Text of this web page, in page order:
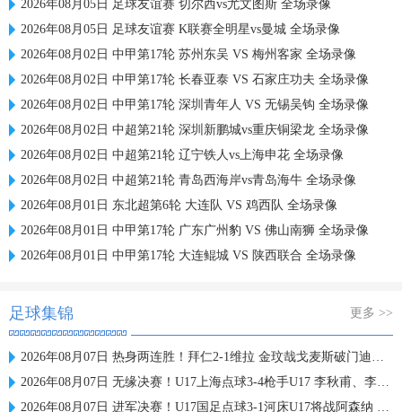
2026年08月05日 足球友谊赛 切尔西vs尤文图斯 全场录像
2026年08月05日 足球友谊赛 K联赛全明星vs曼城 全场录像
2026年08月02日 中甲第17轮 苏州东吴 VS 梅州客家 全场录像
2026年08月02日 中甲第17轮 长春亚泰 VS 石家庄功夫 全场录像
2026年08月02日 中甲第17轮 深圳青年人 VS 无锡吴钩 全场录像
2026年08月02日 中超第21轮 深圳新鹏城vs重庆铜梁龙 全场录像
2026年08月02日 中超第21轮 辽宁铁人vs上海申花 全场录像
2026年08月02日 中超第21轮 青岛西海岸vs青岛海牛 全场录像
2026年08月01日 东北超第6轮 大连队 VS 鸡西队 全场录像
2026年08月01日 中甲第17轮 广东广州豹 VS 佛山南狮 全场录像
2026年08月01日 中甲第17轮 大连鲲城 VS 陕西联合 全场录像
足球集锦 更多 >>
2026年08月07日 热身两连胜！拜仁2-1维拉 金玟哉戈麦斯破门迪亚斯替补建功
2026年08月07日 无缘决赛！U17上海点球3-4枪手U17 李秋甫、李文博失点王启戎扑点
2026年08月07日 进军决赛！U17国足点球3-1河床U17将战阿森纳 江宇涵替补两扑点